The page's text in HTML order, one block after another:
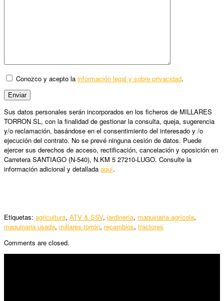
Conozco y acepto la información legal y sobre privacidad.
Sus datos personales serán incorporados en los ficheros de MILLARES
TORRON SL, con la finalidad de gestionar la consulta, queja, sugerencia
y/o reclamación, basándose en el consentimiento del interesado y /o
ejecución del contrato. No se prevé ninguna cesión de datos. Puede
ejercer sus derechos de acceso, rectificación, cancelación y oposición en
Carretera SANTIAGO (N-540), N.KM 5 27210-LUGO. Consulte la
información adicional y detallada aquí.
Etiquetas: agricultura, ATV & SSV, jardinería, maquinaria agrícola,
maquinaria usada, millares torrón, recambios, tractores
Comments are closed.